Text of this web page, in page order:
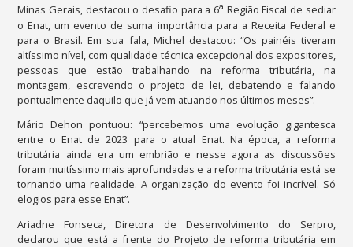
Minas Gerais, destacou o desafio para a 6a Região Fiscal de sediar
o Enat, um evento de suma importância para a Receita Federal e
para o Brasil. Em sua fala, Michel destacou: “Os painéis tiveram
altíssimo nível, com qualidade técnica excepcional dos expositores,
pessoas que estão trabalhando na reforma tributária, na
montagem, escrevendo o projeto de lei, debatendo e falando
pontualmente daquilo que já vem atuando nos últimos meses”.
Mário Dehon pontuou: “percebemos uma evolução gigantesca
entre o Enat de 2023 para o atual Enat. Na época, a reforma
tributária ainda era um embrião e nesse agora as discussões
foram muitíssimo mais aprofundadas e a reforma tributária está se
tornando uma realidade. A organização do evento foi incrível. Só
elogios para esse Enat”.
Ariadne Fonseca, Diretora de Desenvolvimento do Serpro,
declarou que está a frente do Projeto de reforma tributária em